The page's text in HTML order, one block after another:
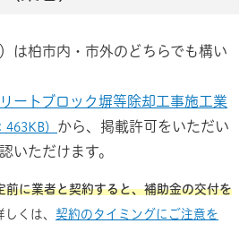
は柏市内・市外のどちらでも構い
ートブロック塀等除却工事施工業
463KB） から、掲載許可をいただい
いただけます。
前に業者と契約すると、補助金の交付を
しくは、 契約のタイミングにご注意を